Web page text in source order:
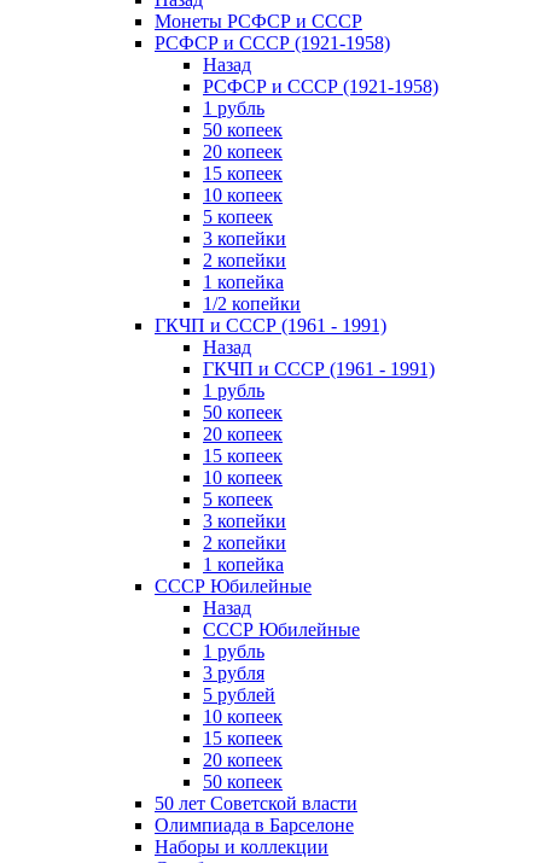
Монеты РСФСР и СССР
РСФСР и СССР (1921-1958)
Назад
РСФСР и СССР (1921-1958)
1 рубль
50 копеек
20 копеек
15 копеек
10 копеек
5 копеек
3 копейки
2 копейки
1 копейка
1/2 копейки
ГКЧП и СССР (1961 - 1991)
Назад
ГКЧП и СССР (1961 - 1991)
1 рубль
50 копеек
20 копеек
15 копеек
10 копеек
5 копеек
3 копейки
2 копейки
1 копейка
СССР Юбилейные
Назад
СССР Юбилейные
1 рубль
3 рубля
5 рублей
10 копеек
15 копеек
20 копеек
50 копеек
50 лет Советской власти
Олимпиада в Барселоне
Наборы и коллекции